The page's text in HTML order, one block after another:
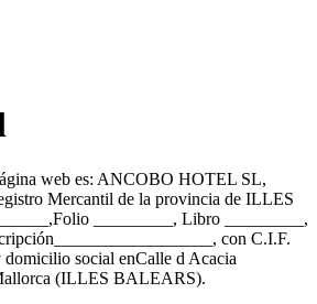
web es: ANCOBO HOTEL SL,
Mercantil de la provincia de ILLES
_________, Libro _________,
con C.I.F.
domicilio social enCalle d Acacia
(ILLES BALEARS).